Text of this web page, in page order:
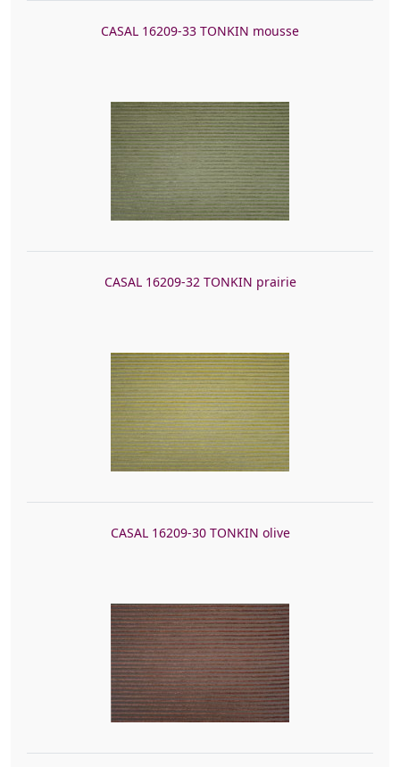
CASAL 16209-33 TONKIN mousse
CASAL 16209-32 TONKIN prairie
CASAL 16209-30 TONKIN olive